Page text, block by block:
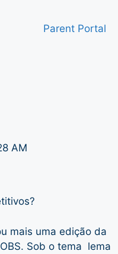
Parent Portal
AM
mais uma edição da
Sob o tema lema